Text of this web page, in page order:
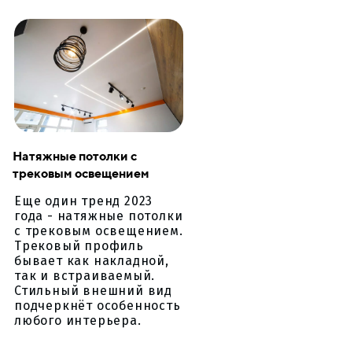
Натяжные потолки с
трековым освещением
Еще один тренд 2023
года - натяжные потолки
с трековым освещением.
Трековый профиль
бывает как накладной,
так и встраиваемый.
Стильный внешний вид
подчеркнёт особенность
любого интерьера.